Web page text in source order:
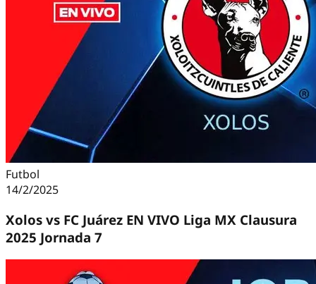
Futbol
14/2/2025
Xolos vs FC Juárez EN VIVO Liga MX Clausura
2025 Jornada 7